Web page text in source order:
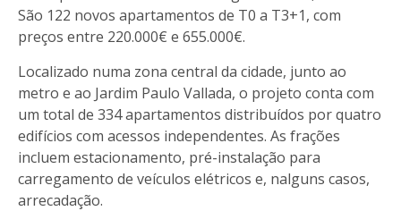
São 122 novos apartamentos de T0 a T3+1, com
preços entre 220.000€ e 655.000€.
Localizado numa zona central da cidade, junto ao
metro e ao Jardim Paulo Vallada, o projeto conta com
um total de 334 apartamentos distribuídos por quatro
edifícios com acessos independentes. As frações
incluem estacionamento, pré-instalação para
carregamento de veículos elétricos e, nalguns casos,
arrecadação.